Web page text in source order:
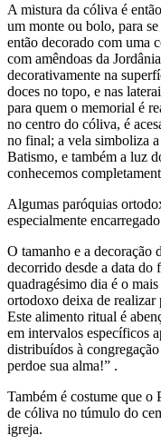
A mistura da cóliva é
um monte ou bolo, para
então decorado com uma
com amêndoas da
decorativamente na
doces no topo, e nas
para quem o memorial é
no centro do cóliva, é
no final; a vela simboliza
Batismo, e também a luz
conhecemos
Algumas paróquias
especialmente
O tamanho e a decoração
decorrido desde a data
quadragésimo dia é o
ortodoxo deixa de realizar
Este alimento ritual é
em intervalos específicos
distribuídos à
perdoe sua alma!” .
Também é costume que o
de cóliva no túmulo do
igreja.